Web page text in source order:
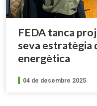
FEDA tanca
seva estratègia
energètica
04 de desembre 2025